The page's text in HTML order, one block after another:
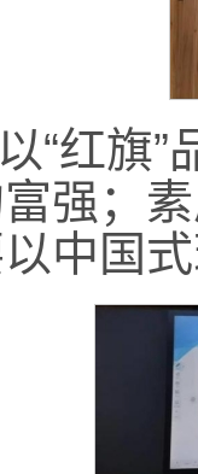
“红旗
强；
中国